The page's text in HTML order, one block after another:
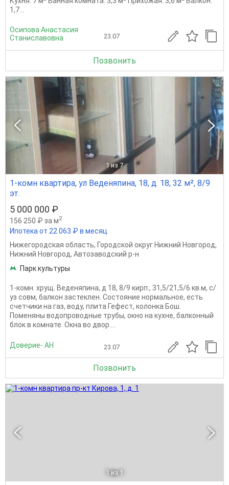
1,7...
Осипова Анастасия
Станиславовна
23.07
Позвонить
1 из 7
1-комн квартира, ул Веденяпина, 18, д. 18, 32 м², 8/9
эт.
5 000 000 ₽
156 250 ₽ за м2
Ипотека от 22 063 ₽ в месяц
Нижегородская область, Городской округ Нижний Новгород,
Нижний Новгород, Автозаводский р-н
Парк культуры
1-комн. хрущ. Веденяпина, д 18, 8/9 кирп., 31,5/21,5/6 кв.м, с/
уз совм, балкон застеклен. Состояние нормальное, есть
счетчики на газ, воду, плита Гефест, колонка Бош.
Поменяны водопроводные трубы, окно на кухне, балконный
блок в комнате. Окна во двор....
Доверие- АН 23.07
Позвонить
1 из 1